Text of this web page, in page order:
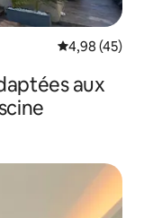
Évaluation
4,98 (45)
aux